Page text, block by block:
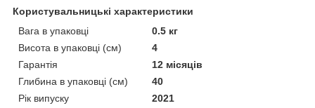
Користувальницькі характеристики
Вага в упаковці
0.5 кг
Висота в упаковці (см)
4
Гарантія
12 місяців
Глибина в упаковці (см)
40
Рік випуску
2021